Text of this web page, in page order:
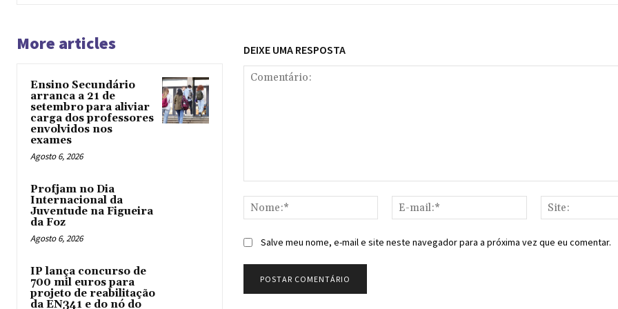
More articles
Ensino Secundário
arranca a 21 de
setembro para aliviar
carga dos professores
envolvidos nos
exames
Agosto 6, 2026
Profjam no Dia
Internacional da
Juventude na Figueira
da Foz
Agosto 6, 2026
IP lança concurso de
700 mil euros para
projeto de reabilitação
da EN341 e do nó do
DEIXE UMA RESPOSTA
Nome:*
mail:*
Salve meu nome, e-mail e site neste navegador para a próxima vez que eu comentar.